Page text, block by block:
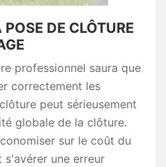
DE CLÔTURE
professionnel saura que
correctement les
peut sérieusement
globale de la clôture.
sur le coût du
une erreur